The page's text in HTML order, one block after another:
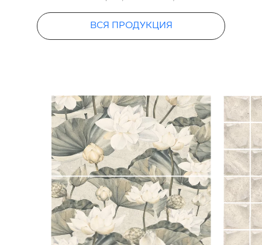
ВСЯ ПРОДУКЦИЯ